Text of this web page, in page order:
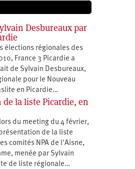
Desbureaux par
élections régionales des
France 3 Picardie a
de Sylvain Desbureaux,
pour le Nouveau
en Picardie…
la liste Picardie, en
du meeting du 4 février,
de la liste
comités NPA de l'Aisne,
menée par Sylvain
de liste régionale…